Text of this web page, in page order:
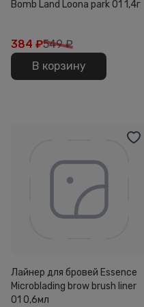
Bomb Land Loona park 01 1,4г
384 ₽549 ₽
В корзину
Лайнер для бровей Essence
Microblading brow brush liner
01 0,6мл